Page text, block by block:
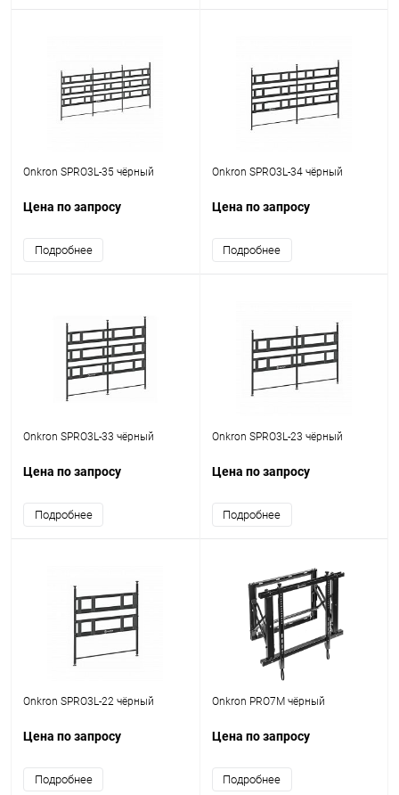
Onkron SPRO3L-35 чёрный
Цена по запросу
Подробнее
Onkron SPRO3L-34 чёрный
Цена по запросу
Подробнее
Onkron SPRO3L-33 чёрный
Цена по запросу
Подробнее
Onkron SPRO3L-23 чёрный
Цена по запросу
Подробнее
Onkron SPRO3L-22 чёрный
Цена по запросу
Подробнее
Onkron PRO7M чёрный
Цена по запросу
Подробнее